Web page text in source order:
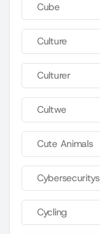
Cube
Culture
Culturer
Cultwe
Cute Animals
Cybersecuritys
Cycling